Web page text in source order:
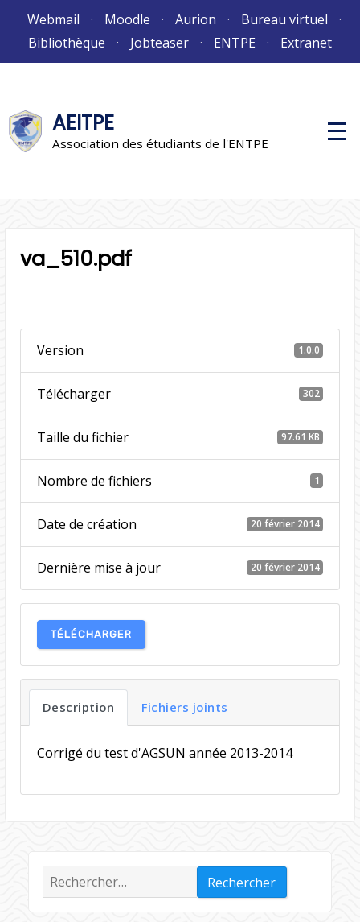
Webmail Moodle Aurion
Bureau virtuel
Bibliothèque
Jobteaser ENTPE Extranet
AEITPE
Association des étudiants de l'ENTPE
M
e
va_510.pdf
Version 1.0.0
Télécharger 302
Taille du fichier 97.61 KB
Nombre de fichiers 1
Date de création 20 février 2014
Dernière mise à jour 20 février 2014
TÉLÉCHARGER
Description Fichiers joints
Corrigé du test d'AGSUN année 2013-2014
Rechercher :